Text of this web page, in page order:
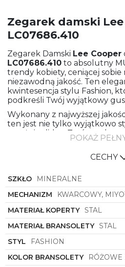
Zegarek damski
LC07686.410
Zegarek Damski Lee Cooper
LC07686.410 to absolutny
trendy kobiety, ceniącej sobie
niezawodną jakość. Ten
kwintesencja stylu Fashion,
podkreśli Twój wyjątkowy
Wykonany z najwyższej
ten jest nie tylko wyjątkowo
trwały i solidny. Zarówno
wykonane zostały z
gwarantuje długotrwałe
wyglądu zegarka nawet przy
Kolorystyka zegarkaLee
LC07686.410to prawdziwy
odcieniach różowego złota.
koperta oraz tarcza
subtelnie mieniącym się
nadaje zegarkowi
luksusowego charakteru.
Kształt koperty, który jest
klasycznego uroku,
POKAŻ
CECHY
SZKŁO
MINERALNE
MECHANIZM
KWARCOWY,
MATERIAŁ KOPERTY STAL
MATERIAŁ BRANSOLETY STAL
STYL
FASHION
KOLOR BRANSOLETY
RÓŻOWE